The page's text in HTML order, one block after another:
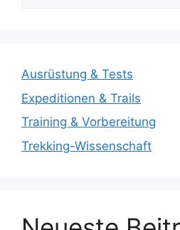
Ausrüstung & Tests
Expeditionen & Trails
Training & Vorbereitung
Trekking-Wissenschaft